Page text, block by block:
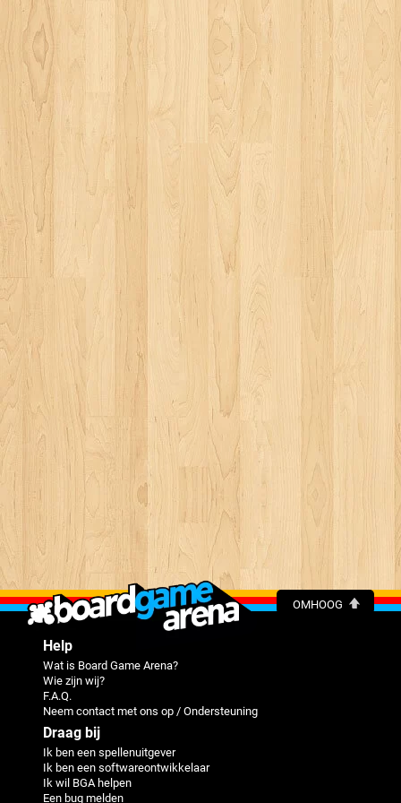
OMHOOG
Help
Wat is Board Game Arena?
Wie zijn wij?
F.A.Q.
Neem contact met ons op / Ondersteuning
Draag bij
Ik ben een spellenuitgever
Ik ben een softwareontwikkelaar
Ik wil BGA helpen
Een bug melden